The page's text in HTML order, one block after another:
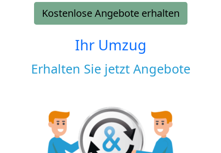
Kostenlose Angebote erhalten
Ihr Umzug
Erhalten Sie jetzt Angebote